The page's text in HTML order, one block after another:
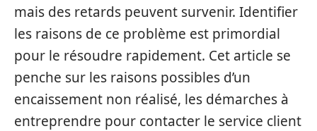
mais des retards peuvent survenir. Identifier
les raisons de ce problème est primordial
pour le résoudre rapidement. Cet article se
penche sur les raisons possibles d’un
encaissement non réalisé, les démarches à
entreprendre pour contacter le service client